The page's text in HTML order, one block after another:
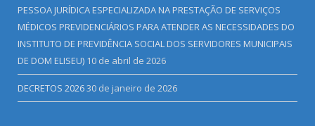
PESSOA JURÍDICA ESPECIALIZADA NA PRESTAÇÃO DE SERVIÇOS
MÉDICOS PREVIDENCIÁRIOS PARA ATENDER AS NECESSIDADES DO
INSTITUTO DE PREVIDÊNCIA SOCIAL DOS SERVIDORES MUNICIPAIS
DE DOM ELISEU) 10 de abril de 2026
DECRETOS 202630 de janeiro de 2026